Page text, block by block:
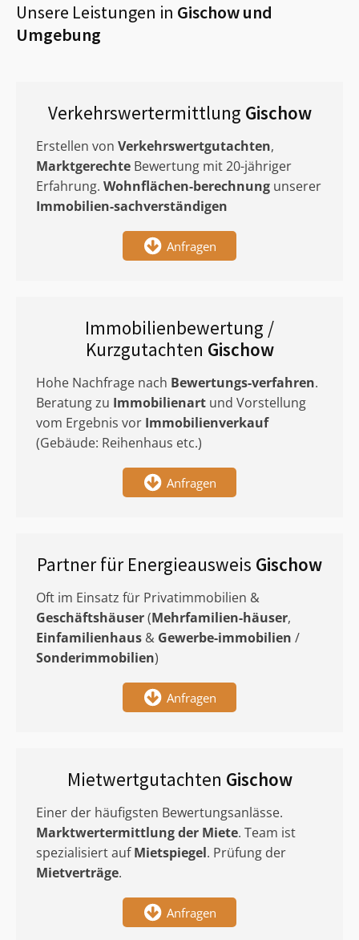
Unsere Leistungen in Gischowund
Umgebung
Verkehrswertermittlung Gischow
Erstellen von Verkehrswertgutachten,
Marktgerechte Bewertung mit 20-jähriger
Erfahrung. Wohnflächen-berechnung unserer
Immobilien-sachverständigen
Anfragen
Immobilienbewertung /
Kurzgutachten Gischow
Hohe Nachfrage nach Bewertungs-verfahren.
Beratung zu Immobilienart und Vorstellung
vom Ergebnis vor Immobilienverkauf
(Gebäude: Reihenhaus etc.)
Anfragen
Partner für Energieausweis Gischow
Oft im Einsatz für Privatimmobilien &
Geschäftshäuser(Mehrfamilien-häuser,
Einfamilienhaus & Gewerbe-immobilien /
Sonderimmobilien)
Anfragen
Mietwertgutachten Gischow
Einer der häufigsten Bewertungsanlässe.
Marktwertermittlungder Miete. Team ist
spezialisiert aufMietspiegel. Prüfung der
Mietverträge.
Anfragen